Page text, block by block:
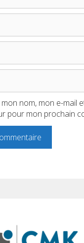
nom, mon e-mail
pour mon prochain